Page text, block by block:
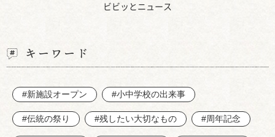
ビビッとニュース
キーワード
#新施設オープン #小中学校の出来事
#伝統の祭り #残したい大切なもの #周年記念